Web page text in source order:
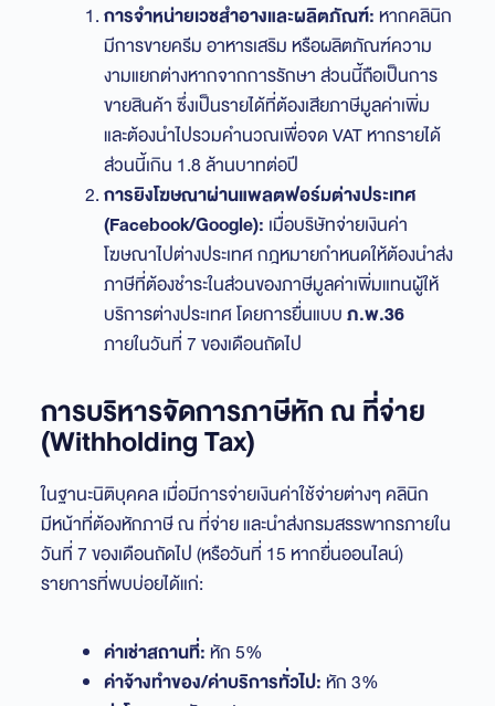
การจำหน่ายเวชสำอางและผลิตภัณฑ์: หากคลินิก
มีการขายครีม อาหารเสริม หรือผลิตภัณฑ์ความ
งามแยกต่างหากจากการรักษา ส่วนนี้ถือเป็นการ
ขายสินค้า ซึ่งเป็นรายได้ที่ต้องเสียภาษีมูลค่าเพิ่ม
และต้องนำไปรวมคำนวณเพื่อจด VAT หากรายได้
ส่วนนี้เกิน 1.8 ล้านบาทต่อปี
การยิงโฆษณาผ่านแพลตฟอร์มต่างประเทศ
(Facebook/Google): เมื่อบริษัทจ่ายเงินค่า
โฆษณาไปต่างประเทศ กฎหมายกำหนดให้ต้องนำส่ง
ภาษีที่ต้องชำระในส่วนของภาษีมูลค่าเพิ่มแทนผู้ให้
บริการต่างประเทศ โดยการยื่นแบบภ.พ.36
ภายในวันที่ 7 ของเดือนถัดไป
การบริหารจัดการภาษีหัก ณ ที่จ่าย
(Withholding Tax)
ในฐานะนิติบุคคล เมื่อมีการจ่ายเงินค่าใช้จ่ายต่างๆ คลินิก
มีหน้าที่ต้องหักภาษี ณ ที่จ่าย และนำส่งกรมสรรพากรภายใน
วันที่ 7 ของเดือนถัดไป (หรือวันที่ 15 หากยื่นออนไลน์)
รายการที่พบบ่อยได้แก่:
ค่าเช่าสถานที่: หัก 5%
ค่าจ้างทำของ/ค่าบริการทั่วไป: หัก 3%